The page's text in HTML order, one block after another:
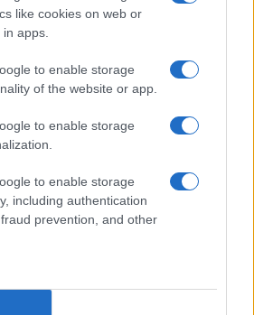
like cookies on web or
apps.
to enable storage
of the website or app.
to enable storage
to enable storage
including authentication
prevention, and other